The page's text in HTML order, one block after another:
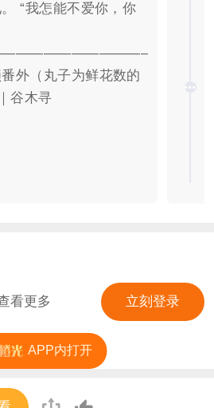
“我怎能不爱你，你
外（丸子为鲜花数的
谷木寻
看更多 立刻登录
APP内打开